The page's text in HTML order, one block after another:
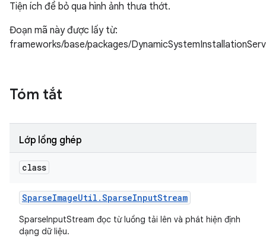
Tiện ích để bỏ qua hình ảnh thưa thớt.
Đoạn mã này được lấy từ:
frameworks/base/packages/
Tóm tắt
Lớp lồng ghép
class
SparseImageUtil .SparseInputStream
SparseInputStream đọc từ luồng tải lên và phát hiện định
dạng dữ liệu.